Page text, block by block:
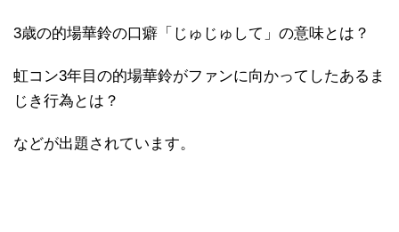
3歳の的場華鈴の口癖「じゅじゅして」の意味とは？
虹コン3年目の的場華鈴がファンに向かってしたあるま
じき行為とは？
などが出題されています。